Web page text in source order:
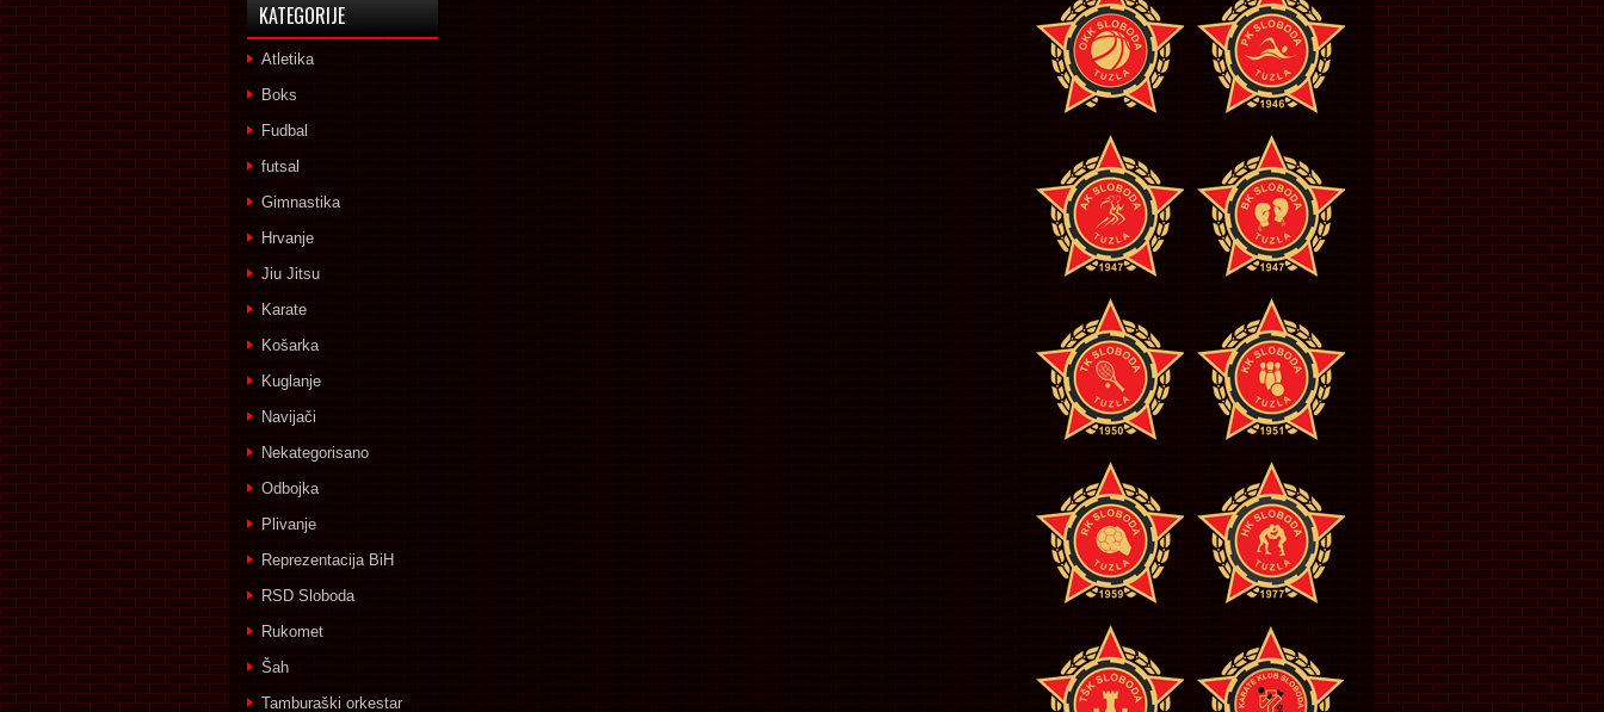
KATEGORIJE
Atletika
Boks
Fudbal
futsal
Gimnastika
Hrvanje
Jiu Jitsu
Karate
Košarka
Kuglanje
Navijači
Nekategorisano
Odbojka
Plivanje
Reprezentacija BiH
RSD Sloboda
Rukomet
Šah
Tamburaški orkestar